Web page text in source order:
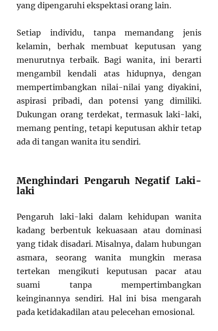
yang dipengaruhi ekspektasi orang lain.
Setiap individu, tanpa memandang jenis
kelamin, berhak membuat keputusan yang
menurutnya terbaik. Bagi wanita, ini berarti
mengambil kendali atas hidupnya, dengan
mempertimbangkan nilai-nilai yang diyakini,
aspirasi pribadi, dan potensi yang dimiliki.
Dukungan orang terdekat, termasuk laki-laki,
memang penting, tetapi keputusan akhir tetap
ada di tangan wanita itu sendiri.
Menghindari Pengaruh Negatif Laki-
laki
Pengaruh laki-laki dalam kehidupan wanita
kadang berbentuk kekuasaan atau dominasi
yang tidak disadari. Misalnya, dalam hubungan
asmara, seorang wanita mungkin merasa
tertekan mengikuti keputusan pacar atau
suami tanpa mempertimbangkan
keinginannya sendiri. Hal ini bisa mengarah
pada ketidakadilan atau pelecehan emosional.